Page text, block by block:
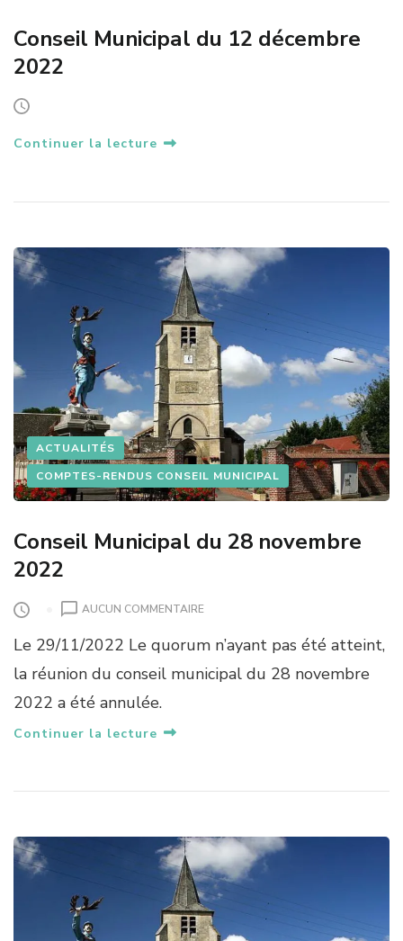
Conseil Municipal du 12 décembre
2022
Continuer la lecture
ACTUALITÉS
COMPTES-RENDUS CONSEIL MUNICIPAL
Conseil Municipal du 28 novembre
2022
AUCUN COMMENTAIRES
R
C
O
N
C
I
P
A
Le 29/11/2022 Le quorum n’ayant pas été atteint,
la réunion du conseil municipal du 28 novembre
2022 a été annulée.
Continuer la lecture